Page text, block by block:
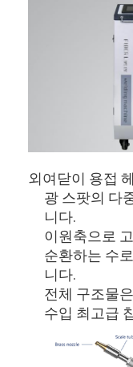
외여닫이 용접
광 스팟의 다
니다.
이원축으로
순환하는 수
니다.
전체 구조물
수입 최고급